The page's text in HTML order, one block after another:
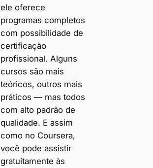
ele oferece
programas completos
com possibilidade de
certificação
profissional. Alguns
cursos são mais
teóricos, outros mais
práticos — mas todos
com alto padrão de
qualidade. E assim
como no Coursera,
você pode assistir
gratuitamente às